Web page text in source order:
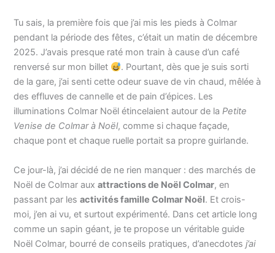
Tu sais, la première fois que j’ai mis les pieds à Colmar
pendant la période des fêtes, c’était un matin de décembre
2025. J’avais presque raté mon train à cause d’un café
renversé sur mon billet
. Pourtant, dès que je suis sorti
de la gare, j’ai senti cette odeur suave de vin chaud, mêlée à
des effluves de cannelle et de pain d’épices. Les
illuminations Colmar Noël étincelaient autour de laPetite
Venise de Colmar à Noël, comme si chaque façade,
chaque pont et chaque ruelle portait sa propre guirlande.
Ce jour-là, j’ai décidé de ne rien manquer : des marchés de
Noël de Colmar auxattractions de Noël Colmar, en
passant par lesactivités famille Colmar Noël. Et crois-
moi, j’en ai vu, et surtout expérimenté. Dans cet article long
comme un sapin géant, je te propose un véritable guide
Noël Colmar, bourré de conseils pratiques, d’anecdotesj’ai